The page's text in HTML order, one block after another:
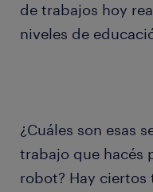
de trabajos hoy
niveles de
¿Cuáles son esas
trabajo que hacés
robot? Hay